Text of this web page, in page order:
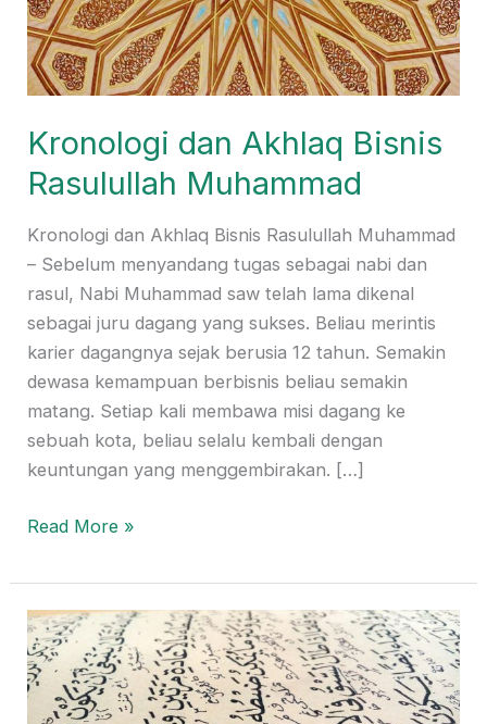
Kronologi dan Akhlaq Bisnis
Rasulullah Muhammad
Kronologi dan Akhlaq Bisnis Rasulullah Muhammad
– Sebelum menyandang tugas sebagai nabi dan
rasul, Nabi Muhammad saw telah lama dikenal
sebagai juru dagang yang sukses. Beliau merintis
karier dagangnya sejak berusia 12 tahun. Semakin
dewasa kemampuan berbisnis beliau semakin
matang. Setiap kali membawa misi dagang ke
sebuah kota, beliau selalu kembali dengan
keuntungan yang menggembirakan. […]
Read More »
Etika
Membaca
Al-
Qur’an